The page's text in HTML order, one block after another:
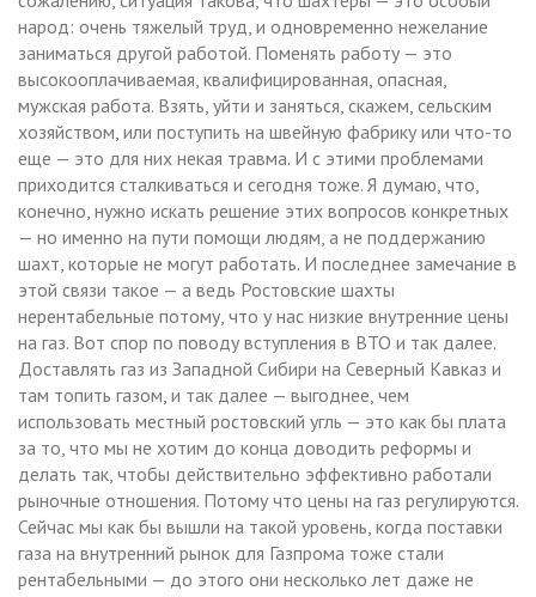
народ: очень тяжелый труд, и одновременно нежелание
заниматься другой работой. Поменять работу — это
высокооплачиваемая, квалифицированная, опасная,
мужская работа. Взять, уйти и заняться, скажем, сельским
хозяйством, или поступить на швейную фабрику или что-то
еще — это для них некая травма. И с этими проблемами
приходится сталкиваться и сегодня тоже. Я думаю, что,
конечно, нужно искать решение этих вопросов конкретных
— но именно на пути помощи людям, а не поддержанию
шахт, которые не могут работать. И последнее замечание в
этой связи такое — а ведь Ростовские шахты
нерентабельные потому, что у нас низкие внутренние цены
на газ. Вот спор по поводу вступления в ВТО и так далее.
Доставлять газ из Западной Сибири на Северный Кавказ и
там топить газом, и так далее — выгоднее, чем
использовать местный ростовский угль — это как бы плата
за то, что мы не хотим до конца доводить реформы и
делать так, чтобы действительно эффективно работали
рыночные отношения. Потому что цены на газ регулируются.
Сейчас мы как бы вышли на такой уровень, когда поставки
газа на внутренний рынок для Газпрома тоже стали
рентабельными — до этого они несколько лет даже не